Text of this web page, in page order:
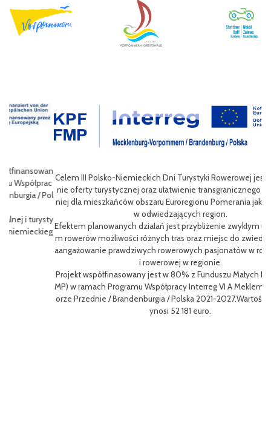
Celem III Polsko-Niemieckich Dni Turystyki Rowerowej jest wzbogace
nie oferty turystycznej oraz ułatwienie transgranicznego dostępu do
niej dla mieszkańców obszaru Euroregionu Pomerania jak i dla turystó
w odwiedzających region.
Efektem planowanych działań jest przybliżenie zwykłym użytkowniko
m rowerów możliwości różnych tras oraz miejsc do zwiedzenia, jak i z
aangażowanie prawdziwych rowerowych pasjonatów w rozwój turystk
i rowerowej w regionie.
Projekt współfinasowany jest w 80% z Funduszu Małych Projektów (F
MP) w ramach Programu Współpracy Interreg VI A Meklemburgia-Pom
orze Przednie / Brandenburgia / Polska 2021-2027.Wartość projektu w
ynosi 52 181 euro.